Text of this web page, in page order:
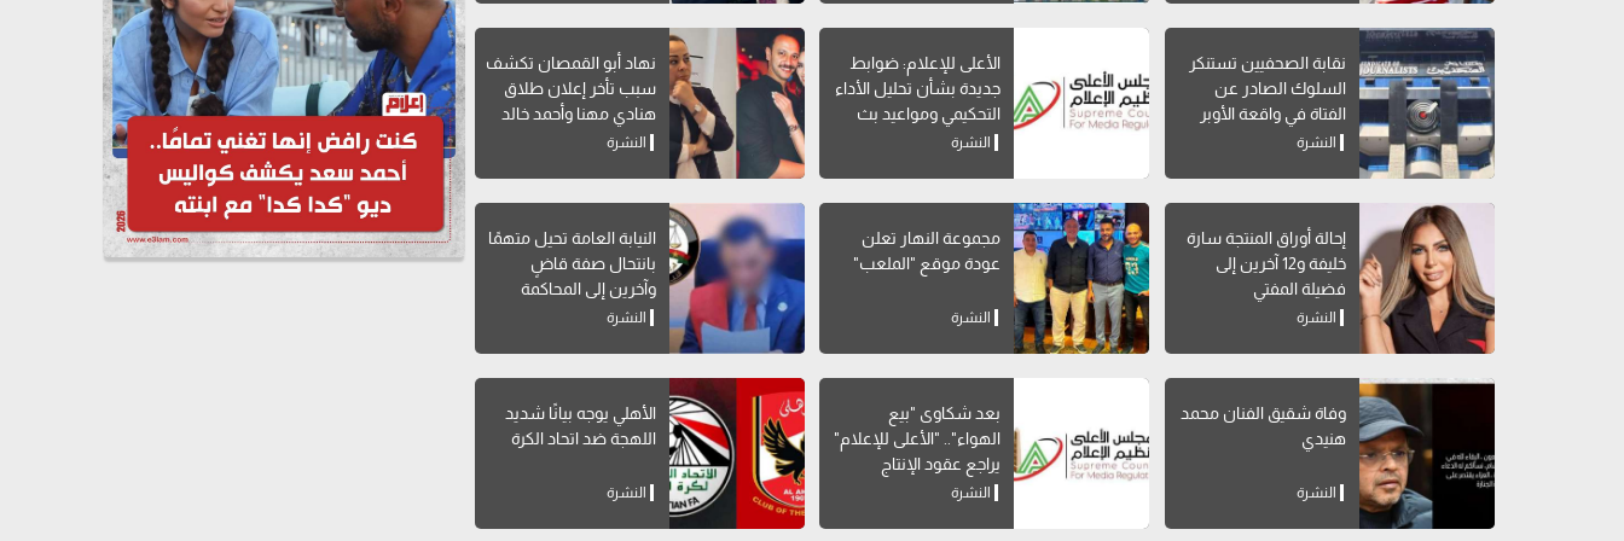
نقابة الصحفيين تستنكر
السلوك الصادر عن
الفتاة في واقعة الأوبر
النشرة
الأعلى للإعلام: ضوابط
جديدة بشأن تحليل الأداء
التحكيمي ومواعيد بث
البرامج الرياضية
النشرة
نهاد أبو القمصان تكشف
سبب تأخر إعلان طلاق
هنادي مهنا وأحمد خالد
صالحالنشرة
إحالة أوراق المنتجة سارة
خليفة و12 آخرين إلى
فضيلة المفتي
النشرة
مجموعة النهار تعلن
عودة موقع "الملعب"
النشرة
النيابة العامة تحيل متهمًا
بانتحال صفة قاضٍ
وآخرين إلى المحاكمة
النشرة
وفاة شقيق الفنان محمد
هنيدي
النشرة
بعد شكاوى "بيع
الهواء".. "الأعلى للإعلام"
يراجع عقود الإنتاج
المشترك بالقنوات
النشرة
الأهلي يوجه بيانًا شديد
اللهجة ضد اتحاد الكرة
النشرة